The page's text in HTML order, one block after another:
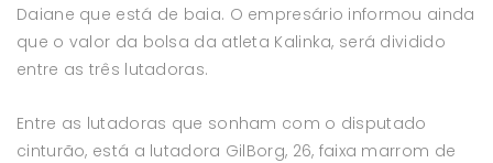
Daiane que está de baia. O empresário informou ainda
que o valor da bolsa da atleta Kalinka, será dividido
entre as três lutadoras.
Entre as lutadoras que sonham com o disputado
cinturão, está a lutadora GilBorg, 26, faixa marrom de